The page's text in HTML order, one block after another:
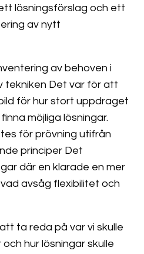
lösningsförslag och ett
av nytt
av behoven i
tekniken Det var för att
för hur stort uppdraget
möjliga lösningar.
för prövning utifrån
principer Det
där en klarade en mer
avsåg flexibilitet och
ta reda på var vi skulle
hur lösningar skulle